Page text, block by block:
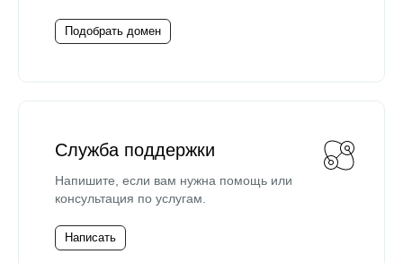
Подобрать домен
Служба поддержки
Напишите, если вам нужна помощь или
консультация по услугам.
Написать